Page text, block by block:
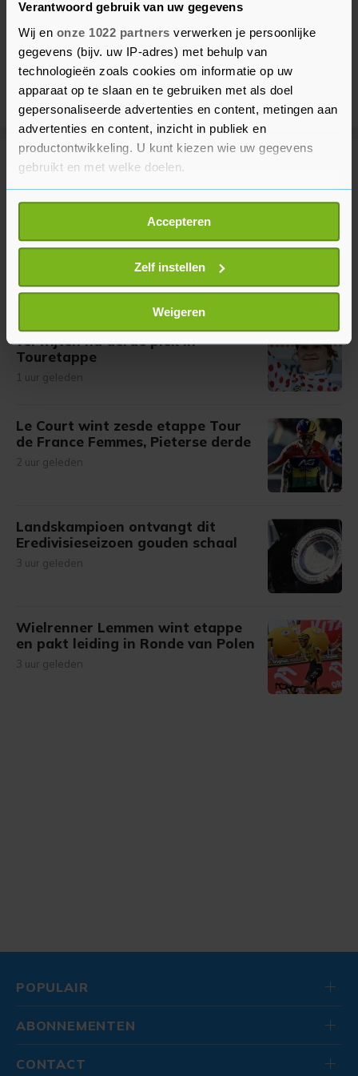
Verantwoord gebruik van uw gegevens
Wij en onze 1022 partners verwerken je persoonlijke
gegevens (bijv. uw IP-adres) met behulp van
technologieën zoals cookies om informatie op uw
apparaat op te slaan en te gebruiken met als doel
gepersonaliseerde advertenties en content, metingen aan
advertenties en content, inzicht in publiek en
productontwikkeling. U kunt kiezen wie uw gegevens
gebruikt en met welke doelen.
Als u het toestaat, willen we ook graag:
Informatie verzamelen over uw geografische
locatie, die tot een paar meter nauwkeurig kan zijn
Uw apparaat identificeren door het actief te
scannen op specifieke eigenschappen (fingerprinting)
Lees meer over hoe uw persoonlijke gegevens worden
verwerkt en stel uw voorkeuren in het
U kunt uw toestemming op elk moment wijzigen of
intrekken in de Cookieverklaring.
bezoek makkelijker en persoonlijker. Op
onze cookiepagina kun je ons cookiebeleid bekijken en je
gemaakte keuze altijd wijzigen of intrekken.
Accepteren
Zelf instellen
Weigeren
Meer uit Sport
Wielrenner Lemmen voelde 'overal
pijn' na val voor winst in Polen
verwijten na derde plek in
Touretappe
1 uur geleden
Le Court wint zesde etappe Tour
de France Femmes, Pieterse derde
2 uur geleden
Landskampioen ontvangt dit
Eredivisieseizoen gouden schaal
3 uur geleden
Wielrenner Lemmen wint etappe
en pakt leiding in Ronde van Polen
3 uur geleden
POPULAIR
ABONNEMENTEN
CONTACT